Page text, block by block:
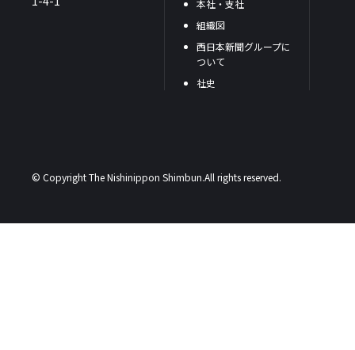
本社・支社
組織図
西日本新聞グループに
ついて
社史
© Copyright The Nishinippon Shimbun.All rights reserved.